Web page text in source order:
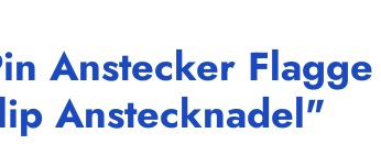
Anstecker
Anstecknadel"